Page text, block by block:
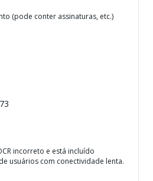
(pode conter assinaturas, etc.)
incorreto e está incluído
usuários com conectividade lenta.